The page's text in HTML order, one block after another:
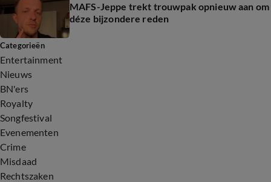
MAFS-Jeppe trekt trouwpak opnieuw aan om
déze bijzondere reden
Categorieën
Entertainment
Nieuws
BN'ers
Royalty
Songfestival
Evenementen
Crime
Misdaad
Rechtszaken